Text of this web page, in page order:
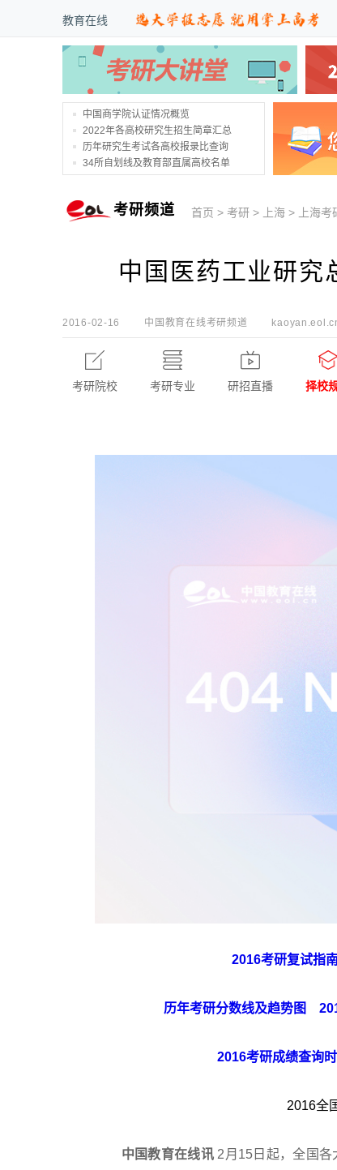
教育在线
中国商学院认证情况概览
2022年各高校研究生招生简章汇总
历年研究生考试各高校报录比查询
34所自划线及教育部直属高校名单
考研频道 首页 > 考研 > 上海 > 上海考
中国医药工业研究
2016-02-16 中国教育在线考研频道
考研院校 考研专业 研招直播 择校
2016考研复试指
历年考研分数线及趋势图
2016考研成绩查询
2016全
中国教育在线讯2月15日起，全国各